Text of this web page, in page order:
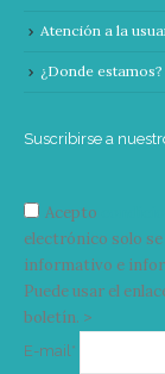
Atención a la
¿Donde estamos?
Suscribirse a
Acepto
electrónico solo
informativo e
Puede usar el
boletín. >
E-mail*